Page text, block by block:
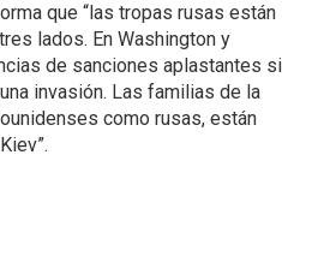
que “las tropas rusas están
lados. En Washington y
de sanciones aplastantes si
invasión. Las familias de la
como rusas, están